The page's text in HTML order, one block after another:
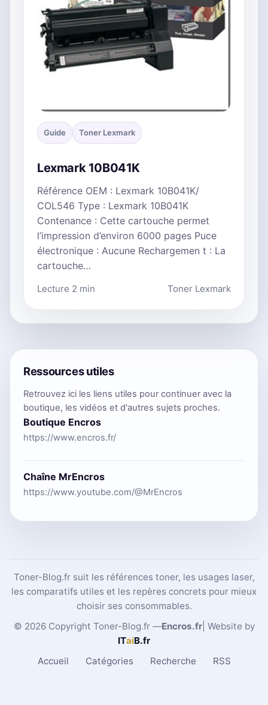
Guide Toner Lexmark
Lexmark 10B041K
Référence OEM : Lexmark 10B041K/
COL546 Type : Lexmark 10B041K
Contenance : Cette cartouche permet
l’impression d’environ 6000 pages Puce
électronique : Aucune Rechargemen t : La
cartouche…
Lecture 2 min Toner Lexmark
Ressources utiles
Retrouvez ici les liens utiles pour continuer avec la
boutique, les vidéos et d'autres sujets proches.
Boutique Encros
https://www.encros.fr/
Chaîne MrEncros
https://www.youtube.com/@MrEncros
Toner-Blog.fr suit les références toner, les usages laser,
les comparatifs utiles et les repères concrets pour mieux
choisir ses consommables.
© 2026 Copyright Toner-Blog.fr —Encros.fr| Website by
ITaiB.fr
Accueil
Catégories Recherche RSS